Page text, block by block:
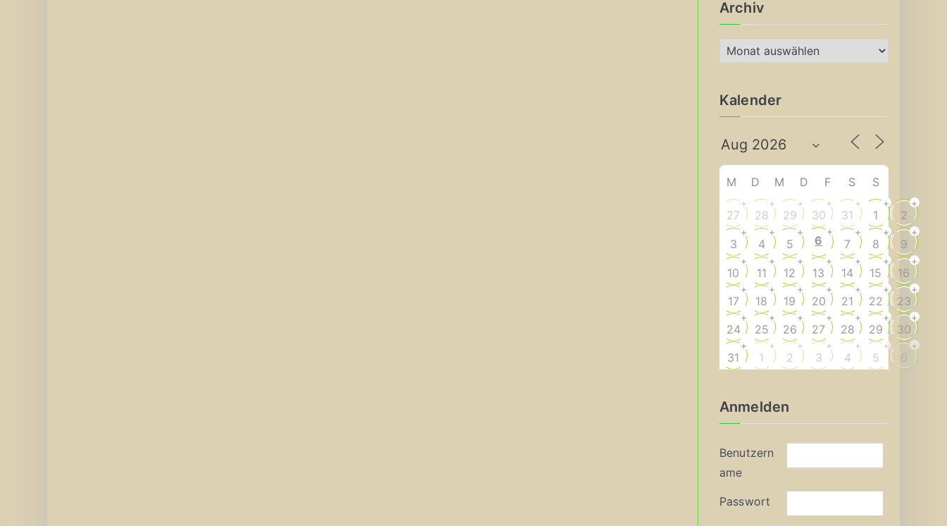
Archiv
r
h
v
Kalender
M D M D F S S
27
+
28
+
29
+
30
+
31
+
1
+
2
+
3
+
4
+
5
+
6
+
7
+
8
+
9
+
10
+
11
+
12
+
13
+
14
+
15
+
16
+
17
+
18
+
19
+
20
+
21
+
22
+
23
+
24
+
25
+
26
+
27
+
28
+
29
+
30
+
31
+
1
+
2
+
3
+
4
+
5
+
6
+
Anmelden
Benutzern
ame
Passwort